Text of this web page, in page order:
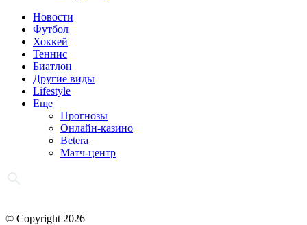
Новости
Футбол
Хоккей
Теннис
Биатлон
Другие виды
Lifestyle
Еще
Прогнозы
Онлайн-казино
Betera
Матч-центр
© Copyright 2026